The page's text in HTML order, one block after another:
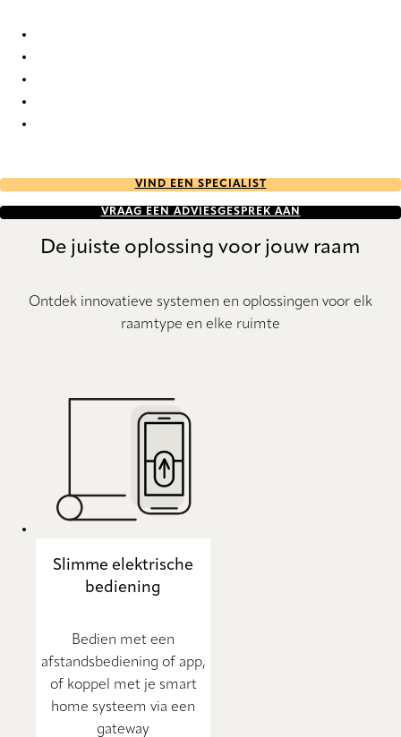
VIND EEN SPECIALIST
VRAAG EEN ADVIESGESPREK AAN
De juiste oplossing voor jouw raam
Ontdek innovatieve systemen en oplossingen voor elk
raamtype en elke ruimte
Slimme elektrische
bediening
Bedien met een
afstandsbediening of app,
of koppel met je smart
home systeem via een
gateway